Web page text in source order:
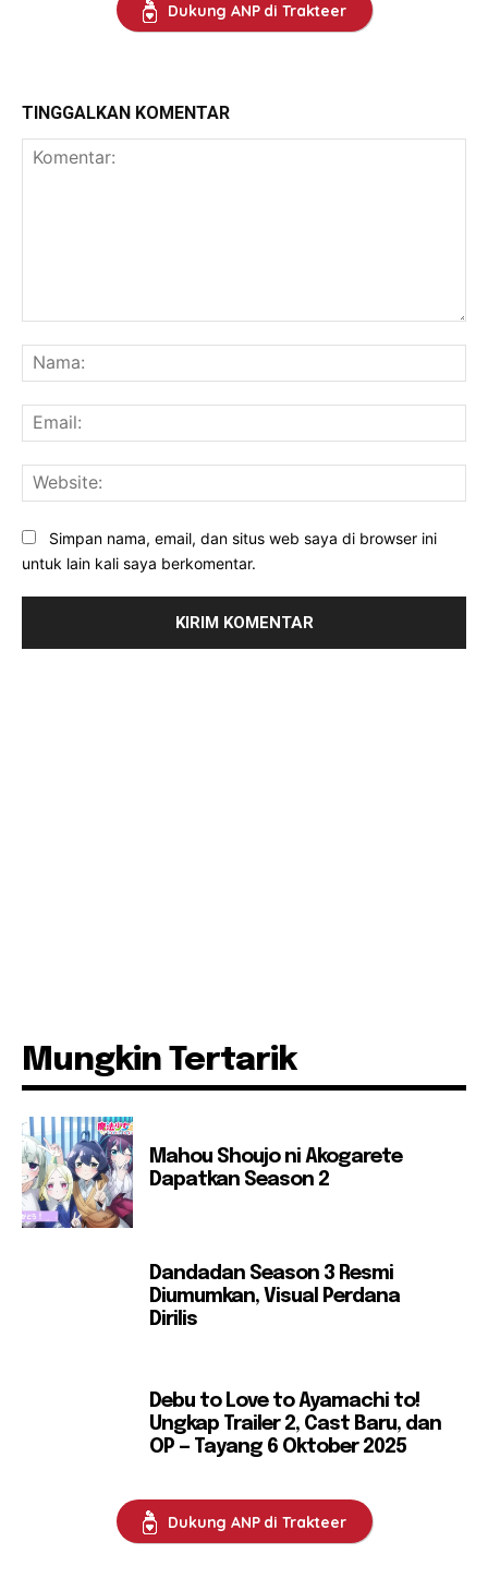
Dukung ANP di Trakteer
TINGGALKAN KOMENTAR
Simpan nama, email, dan situs web saya di browser ini
untuk lain kali saya berkomentar.
Mungkin Tertarik
Mahou Shoujo ni Akogarete
Dapatkan Season 2
Dandadan Season 3 Resmi
Diumumkan, Visual Perdana
Dirilis
Debu to Love to Ayamachi to!
Ungkap Trailer 2, Cast Baru, dan
OP — Tayang 6 Oktober 2025
Dukung ANP di Trakteer